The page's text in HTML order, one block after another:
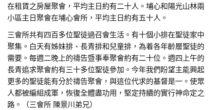
在租賃之房屋聚會，平均主日約有二十人。埔心和陽光山林兩
小區主日聚會在埔心會所，平均主日約有五十人。
三會所共有四百多位聖徒過召會生活。有十個小排在聖徒家中
聚集。白天有姊妹排、長青排和兒童排，為着各年齡層聖徒的
需要。每週二晚上的禱告暨事奉聚會約有二十位。週四上午的
長青追求聚會約有三十多位聖徒參加。今年我們盼望主能興起
更多的聖徒能有分於禱告聚會，與這位代求的基督是一。使眾
人都被編組成軍，恢復全體盡功用，堅定持續的實行神命定之
路。（三會所 陳景川弟兄）